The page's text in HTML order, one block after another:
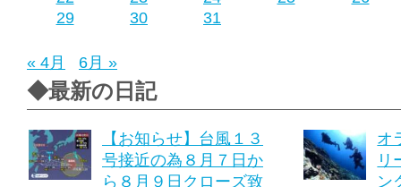
29
30 31
« 4月 6月 »
◆最新の日記
【お知らせ】台風１３
号接近の為８月７日か
ら８月９日クローズ致
オ
リ
ン